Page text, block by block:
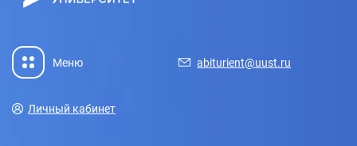
Меню abiturient@uust.ru
Личный кабинет